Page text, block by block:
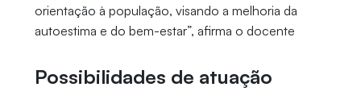
orientação à população, visando a melhoria da
autoestima e do bem-estar”, afirma o docente
Possibilidades de atuação